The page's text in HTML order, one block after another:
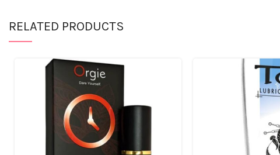
RELATED PRODUCTS